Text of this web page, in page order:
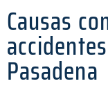
Causas
Pasadena